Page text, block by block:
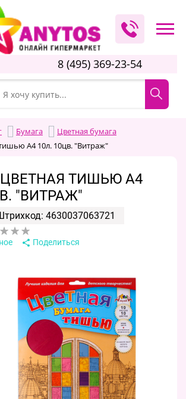
8 (495) 369-23-54
Бумага
Цветная бумага
А4 10л. 10цв. "Витраж"
ТИШЬЮ А4
"ВИТРАЖ"
4630037063721
Поделиться